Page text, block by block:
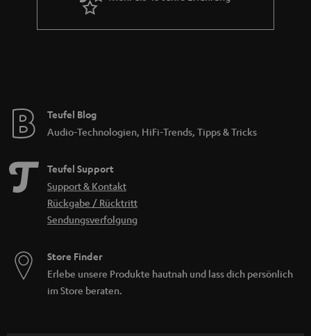
Teufel Blog
Audio-Technologien, HiFi-Trends, Tipps & Tricks
Teufel Support
Support & Kontakt
Rückgabe / Rücktritt
Sendungsverfolgung
Store Finder
Erlebe unsere Produkte hautnah und lass dich persönlich
im Store beraten.